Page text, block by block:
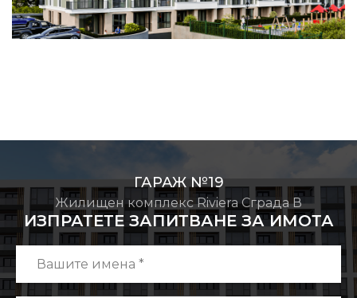
ГАРАЖ №19
Жилищен комплекс Riviera Сграда В
ИЗПРАТЕТЕ ЗАПИТВАНЕ ЗА ИМОТА